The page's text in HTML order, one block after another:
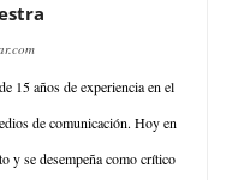
15 años de experiencia en el
de comunicación. Hoy en
y se desempeña como crítico